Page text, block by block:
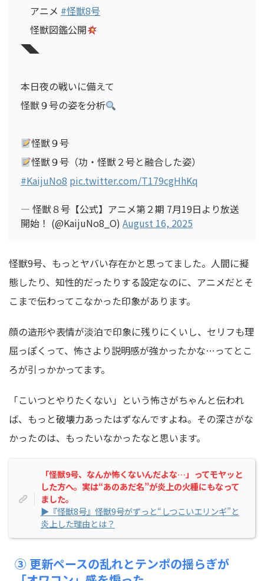
アニメ #怪獣8号
怪獣図鑑公開
◥◣
本日夜の戦いに備えて
怪獣９号の姿を分析
怪獣９号
怪獣９号（功・怪獣２号と融合した姿）
#KaijuNo8 pic.twitter.com/T179cgHhKq
— 怪獣８号【公式】アニメ第２期 7月19日より放送
開始！ (@KaijuNo8_O) August 16, 2025
怪獣9号、もっとヤバい存在かと思ってました。人間に擬
態したり、知性的だったりする設定なのに、アニメだとそ
こまで伝わってこなかった印象があります。
顔の造形や表情が淡泊で印象に残りにくいし、セリフも理
屈っぽくって、怖さより説明感が強かったかな…ってとこ
ろが引っかかってます。
「こいつとやりたくない」という怖さがちゃんと伝われ
ば、もっと破壊力あったはずなんですよね。その深さがな
かったのは、もったいなかったなと思います。
「怪獣9号、なんか怖くないんだよな…」ってモヤッと
した方へ。実は“あのあだ名”が炎上の火種にもなって
ました。
▶『怪獣8号』怪獣9号がずっと“しつこいエリンギ”と
炎上した理由とは？
③ 更新ペースの乱れとテンポの揺らぎが